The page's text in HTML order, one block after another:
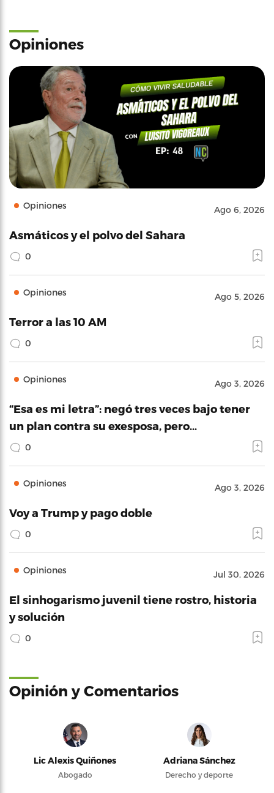
Opiniones
Opiniones Ago 6, 2026
Asmáticos y el polvo del Sahara
0
Opiniones Ago 5, 2026
Terror a las 10 AM
0
Opiniones Ago 3, 2026
“Esa es mi letra”: negó tres veces bajo tener
un plan contra su exesposa, pero…
0
Opiniones Ago 3, 2026
Voy a Trump y pago doble
0
Opiniones Jul 30, 2026
El sinhogarismo juvenil tiene rostro, historia
y solución
0
Opinión y Comentarios
Lic Alexis Quiñones
Abogado
Adriana Sánchez
Derecho y deporte